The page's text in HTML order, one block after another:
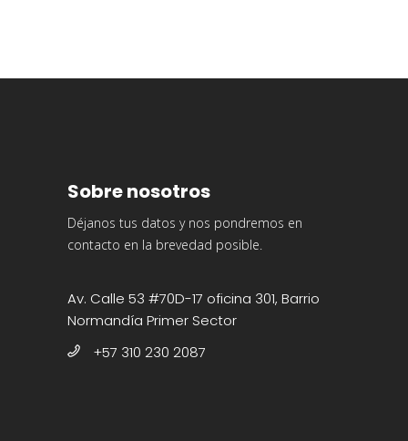
Sobre nosotros
Déjanos tus datos y nos pondremos en
contacto en la brevedad posible.
Av. Calle 53 #70D-17 oficina 301, Barrio
Normandía Primer Sector
+57 310 230 2087